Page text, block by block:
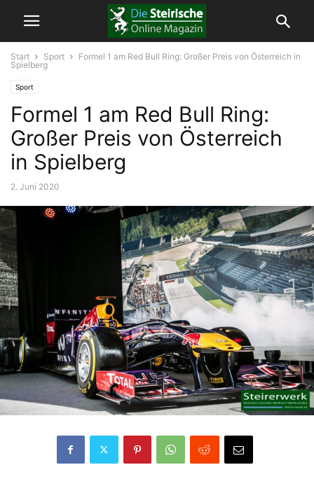
Start Sport
Formel 1 am Red Bull Ring: Großer Preis von Österreich in
Spielberg
Sport
Formel 1 am Red Bull Ring:
Großer Preis von Österreich
in Spielberg
2. Juni 2020